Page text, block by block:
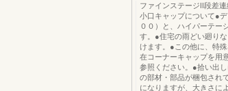
ファインステージⅡ段差
小口キャップについて●
００）と、ハイパーテー
す。●住宅の雨どい廻り
けます。●この他に、特
在コーナーキャップを用
参照ください。●拾い出
の部材・部品が梱包され
になりますが、大きさに